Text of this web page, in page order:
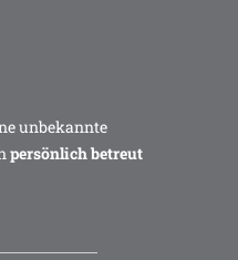
unbekannte
persönlich betreut